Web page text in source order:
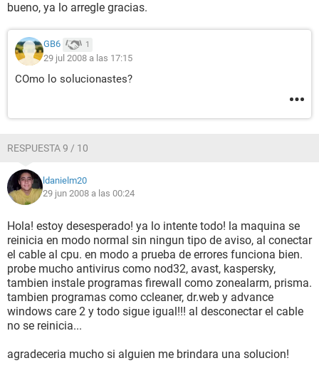
bueno, ya lo arregle gracias.
GB6 1
29 jul 2008 a las 17:15
COmo lo solucionastes?
RESPUESTA 9 / 10
ldanielm20
29 jun 2008 a las 00:24
Hola! estoy desesperado! ya lo intente todo! la maquina se
reinicia en modo normal sin ningun tipo de aviso, al conectar
el cable al cpu. en modo a prueba de errores funciona bien.
probe mucho antivirus como nod32, avast, kaspersky,
tambien instale programas firewall como zonealarm, prisma.
tambien programas como ccleaner, dr.web y advance
windows care 2 y todo sigue igual!!! al desconectar el cable
no se reinicia...
agradeceria mucho si alguien me brindara una solucion!